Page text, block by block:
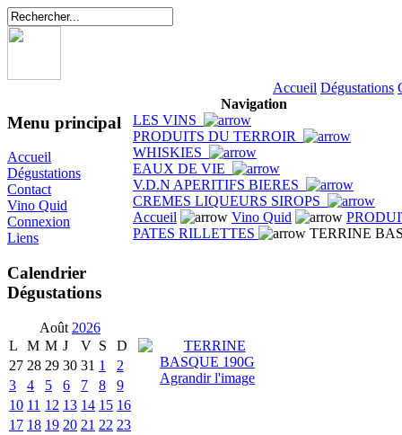
Accueil Dégustations
Menu principal
Accueil
Dégustations
Contact
Vino Quid
Connexion
Liens
Calendrier
Dégustations
Août 2026
L
M M J V S
D
27 28 29 30 31 1
2
3
4 5 6 7 8
9
10 11 12 13 14 15 16
17 18 19 20 21 22 23
Navigation
LES VINS
PRODUITS DU TERROIR
WHISKIES
EAUX DE VIE
V.D.N APERITIFS BIERES
CREMES LIQUEURS SIROPS
Accueil
Vino Quid
PATES RILLETTES
TERRINE
Agrandir l'image